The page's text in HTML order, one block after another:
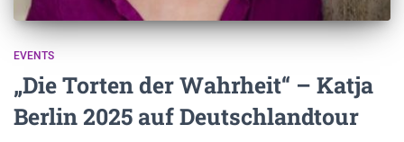
EVENTS
„Die Torten der Wahrheit“ – Katja
Berlin 2025 auf Deutschlandtour